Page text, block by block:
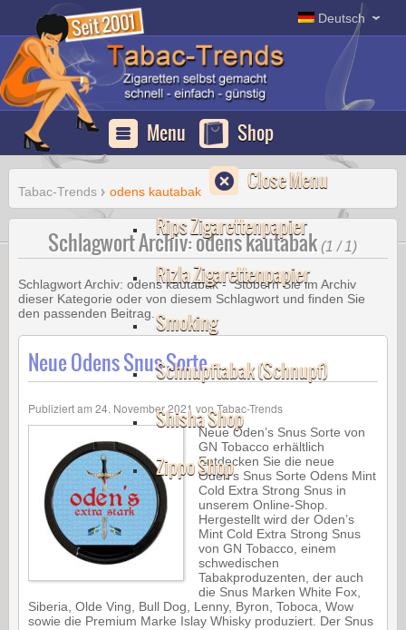
Apotheke
Deutschland
Deutsch
Menu
Shop
Close Menu
Rips Zigarettenpapier
Rizla Zigarettenpapier
Smoking
Schnupftabak (Schnupf)
Shisha Shop
Zippo Shop
Tabac-Trends odens kautabak
Schlagwort Archiv: odens kautabak (1 / 1)
Schlagwort Archiv: odens kautabak- Stöbern Sie im Archiv
dieser Kategorie oder von diesem Schlagwort und finden Sie
den passenden Beitrag.
Neue Odens Snus Sorte
Publiziert am 24. November 2021 vonTabac-Trends
Neue Oden’s Snus Sorte von
GN Tobacco erhältlich
Entdecken Sie die neue
Oden’s Snus Sorte Odens Mint
Cold Extra Strong Snus in
unserem Online-Shop.
Hergestellt wird der Oden’s
Mint Cold Extra Strong Snus
von GN Tobacco, einem
schwedischen
Tabakproduzenten, der auch
die Snus Marken White Fox,
Siberia, Olde Ving, Bull Dog, Lenny, Byron, Toboca, Wow
sowie die Premium Marke Islay Whisky produziert. Der Snus